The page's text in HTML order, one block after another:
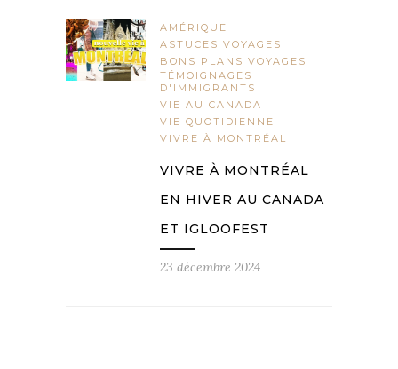
AMÉRIQUE
ASTUCES VOYAGES
BONS PLANS VOYAGES
TÉMOIGNAGES
D'IMMIGRANTS
VIE AU CANADA
VIE QUOTIDIENNE
VIVRE À MONTRÉAL
VIVRE À MONTRÉAL
EN HIVER AU CANADA
ET IGLOOFEST
23 décembre 2024